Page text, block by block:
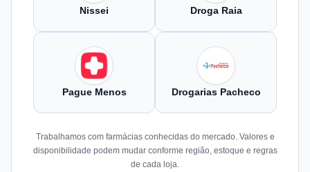
Nissei Droga Raia
Pague Menos Drogarias Pacheco
Trabalhamos com farmácias conhecidas do mercado. Valores e
disponibilidade podem mudar conforme região, estoque e regras
de cada loja.